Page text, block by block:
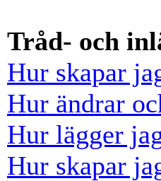
Tråd- och
Hur skapar
Hur ändrar
Hur lägger
Hur skapar